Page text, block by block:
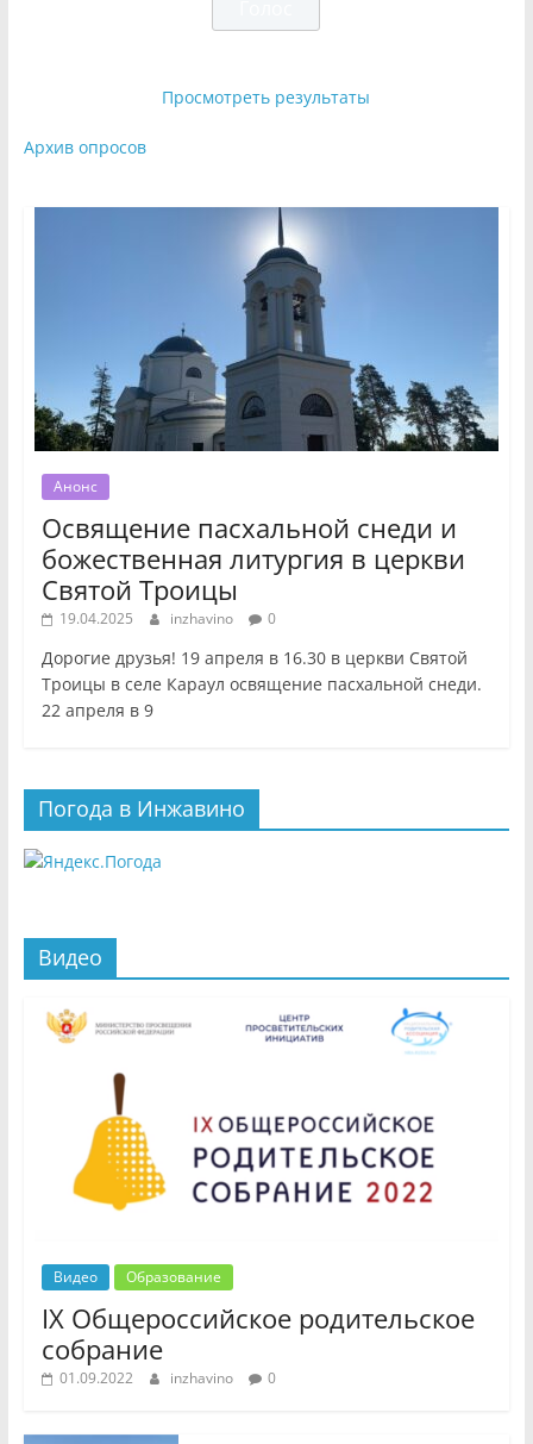
Просмотреть результаты
Архив опросов
Анонс
Освящение пасхальной снеди и
божественная литургия в церкви
Святой Троицы
19.04.2025 inzhavino 0
Дорогие друзья! 19 апреля в 16.30 в церкви Святой
Троицы в селе Караул освящение пасхальной снеди.
22 апреля в 9
Погода в Инжавино
Видео
Видео Образование
IX Общероссийское родительское
собрание
01.09.2022 inzhavino 0